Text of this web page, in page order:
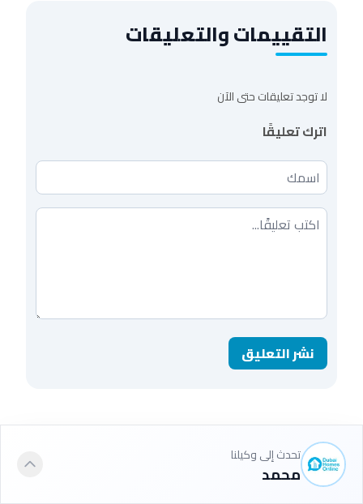
تحدث إلى وكيلنا
محمد
التقييمات والتعليقات
لا توجد تعليقات حتى الآن
اترك تعليقًا
اسمك
تعليقك
نشر التعليق